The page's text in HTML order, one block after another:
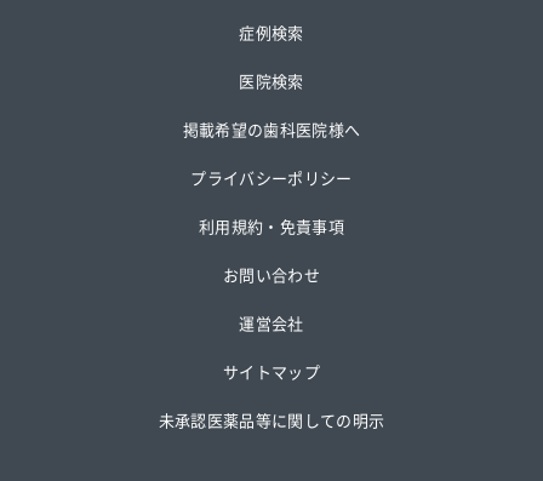
症例検索
医院検索
掲載希望の歯科医院様へ
プライバシーポリシー
利用規約・免責事項
お問い合わせ
運営会社
サイトマップ
未承認医薬品等に関しての明示